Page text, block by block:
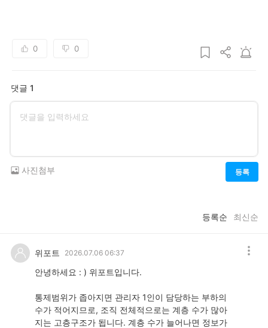
0 0
댓글 1
등록
사진첨부
등록순 최신순
위포트 2026.07.06 06:37
안녕하세요 : ) 위포트입니다.
통제범위가 좁아지면 관리자 1인이 담당하는 부하의
수가 적어지므로, 조직 전체적으로는 계층 수가 많아
지는 고층구조가 됩니다. 계층 수가 늘어나면 정보가